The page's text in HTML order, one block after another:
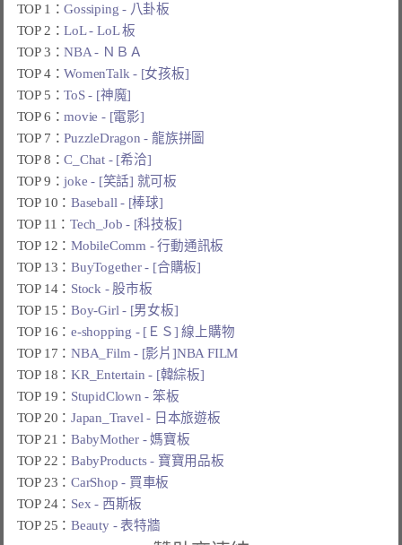
TOP 1：Gossiping - 八卦板
TOP 2：LoL - LoL 板
TOP 3：NBA - ＮＢＡ
TOP 4：WomenTalk - [女孩板]
TOP 5：ToS - [神魔]
TOP 6：movie - [電影]
TOP 7：PuzzleDragon - 龍族拼圖
TOP 8：C_Chat - [希洽]
TOP 9：joke - [笑話] 就可板
TOP 10：Baseball - [棒球]
TOP 11：Tech_Job - [科技板]
TOP 12：MobileComm - 行動通訊板
TOP 13：BuyTogether - [合購板]
TOP 14： Stock - 股市板
TOP 15：Boy-Girl - [男女板]
TOP 16：e-shopping - [ＥＳ] 線上購物
TOP 17：NBA_Film - [影片]NBA FILM
TOP 18：KR_Entertain - [韓綜板]
TOP 19： StupidClown - 笨板
TOP 20：Japan_Travel - 日本旅遊板
TOP 21：BabyMother - 媽寶板
TOP 22：BabyProducts - 寶寶用品板
TOP 23：CarShop - 買車板
TOP 24： Sex - 西斯板
TOP 25：Beauty - 表特牆